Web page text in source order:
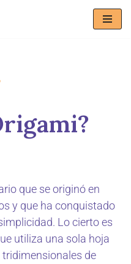
que se originó en
y que ha conquistado
Lo cierto es
utiliza una sola hoja
de